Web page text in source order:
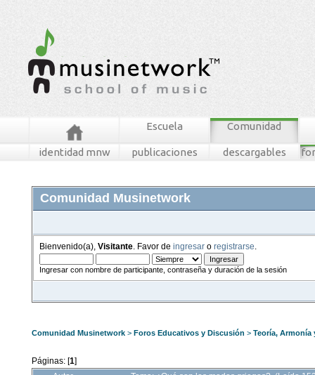
Escuela Comunidad
identidad mnw publicaciones descargables
Comunidad Musinetwork
Bienvenido(a), Visitante . Favor de ingresar o registrarse
Ingresar con nombre de participante, contraseña y duración de la sesión
Comunidad Musinetwork > Foros Educativos y Discusión > Teoría,
Páginas: [1]